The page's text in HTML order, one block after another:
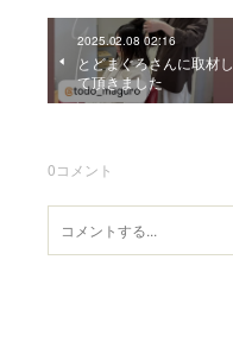
2025.02.08 02:16
とどまぐろさんに取材し
て頂きました
0コメント